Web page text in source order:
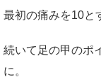
最初の痛みを10と
続いて足の甲のポ
に。